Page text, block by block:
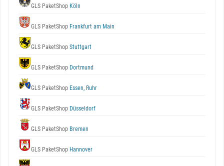
GLS PaketShop Köln
GLS PaketShop Frankfurt am Main
GLS PaketShop Stuttgart
GLS PaketShop Dortmund
GLS PaketShop Essen, Ruhr
GLS PaketShop Düsseldorf
GLS PaketShop Bremen
GLS PaketShop Hannover